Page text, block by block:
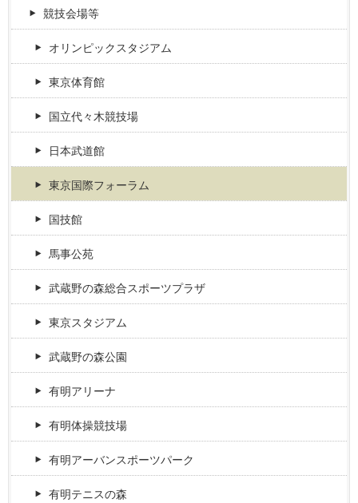
競技会場等
オリンピックスタジアム
東京体育館
国立代々木競技場
日本武道館
東京国際フォーラム
国技館
馬事公苑
武蔵野の森総合スポーツプラザ
東京スタジアム
武蔵野の森公園
有明アリーナ
有明体操競技場
有明アーバンスポーツパーク
有明テニスの森